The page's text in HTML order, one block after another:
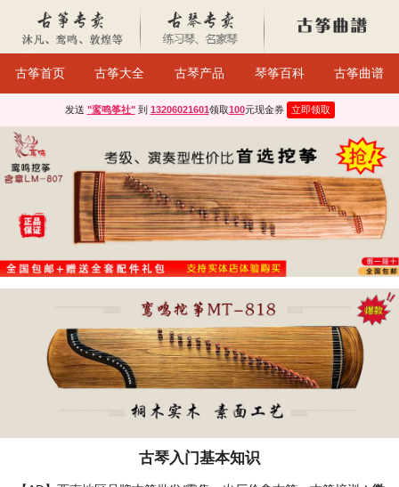
古筝首页 古筝大全 古琴产品 琴筝百科 古筝曲谱
发送 "鸾鸣筝社"到 13206021601 领取100元现金券 立即领取
古琴入门基本知识